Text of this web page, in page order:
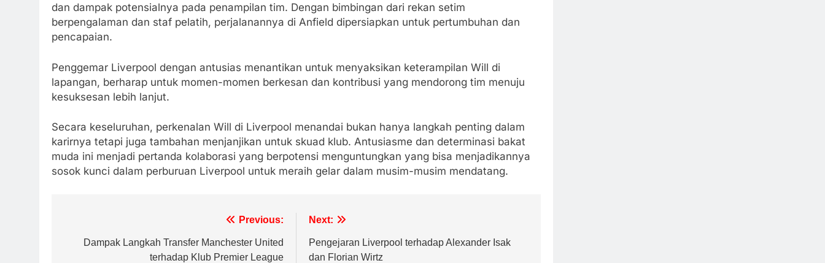
dan dampak potensialnya pada penampilan tim. Dengan bimbingan dari rekan setim
berpengalaman dan staf pelatih, perjalanannya di Anfield dipersiapkan untuk pertumbuhan dan
pencapaian.
Penggemar Liverpool dengan antusias menantikan untuk menyaksikan keterampilan Will di
lapangan, berharap untuk momen-momen berkesan dan kontribusi yang mendorong tim menuju
kesuksesan lebih lanjut.
Secara keseluruhan, perkenalan Will di Liverpool menandai bukan hanya langkah penting dalam
karirnya tetapi juga tambahan menjanjikan untuk skuad klub. Antusiasme dan determinasi bakat
muda ini menjadi pertanda kolaborasi yang berpotensi menguntungkan yang bisa menjadikannya
sosok kunci dalam perburuan Liverpool untuk meraih gelar dalam musim-musim mendatang.
navigation
Previous:
Dampak Langkah Transfer Manchester United
terhadap Klub Premier League
Next:
Pengejaran Liverpool terhadap Alexander Isak
dan Florian Wirtz